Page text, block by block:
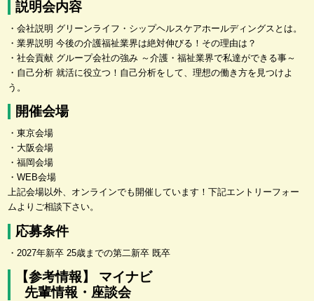
説明会内容
・会社説明 グリーンライフ・シップヘルスケアホールディングスとは。
・業界説明 今後の介護福祉業界は絶対伸びる！その理由は？
・社会貢献 グループ会社の強み ～介護・福祉業界で私達ができる事～
・自己分析 就活に役立つ！自己分析をして、理想の働き方を見つけよ
う。
開催会場
・東京会場
・大阪会場
・福岡会場
・WEB会場
上記会場以外、オンラインでも開催しています！下記エントリーフォー
ムよりご相談下さい。
応募条件
・2027年新卒 25歳までの第二新卒 既卒
【参考情報】 マイナビ
先輩情報・座談会